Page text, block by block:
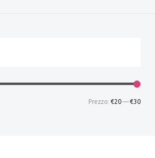
Prezzo: €20—€30